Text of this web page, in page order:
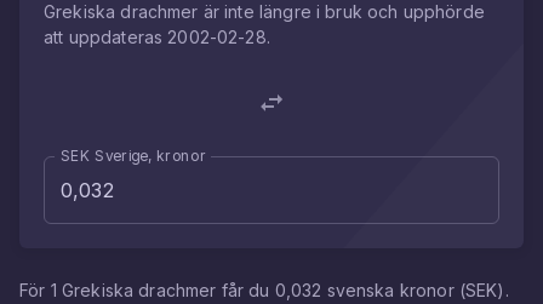
Grekiska drachmer är inte längre i bruk och upphörde
att uppdateras 2002-02-28.
SEK Sverige, kronor
För 1 Grekiska drachmer får du 0,032 svenska kronor(SEK).